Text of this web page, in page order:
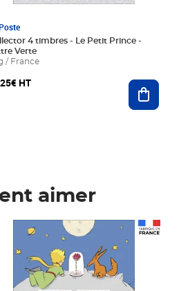
panier
4 timbres - Le Petit Prince -
Verte
/ France
HT
aimer
6,25€ HT